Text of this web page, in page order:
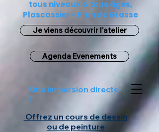
tous niveaux & tous âges,
Plascassier - Plan de Grasse
Une immersion directe
!
Offrez un cours de dessin
ou de peinture
Je viens découvrir l'atelier
Agenda Evenements